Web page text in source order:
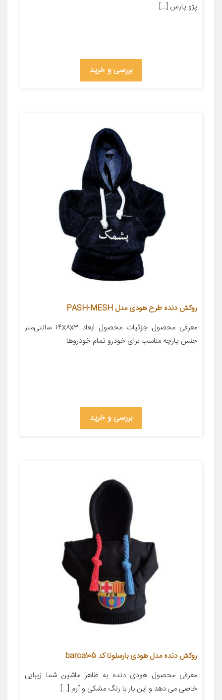
پژو پارس […]
بررسی و خرید
روکش دنده طرح هودی مدل PASH-MESH
معرفی محصول جزئیات محصول ابعاد ۱۴x۸x۳ سانتی‌متر
جنس پارچه مناسب برای خودرو تمام خودروها
بررسی و خرید
روکش دنده مدل هودی بارسلونا کد barca105
معرفی محصول هودی دنده به ظاهر ماشین شما زیبایی
خاصی می دهد و این بار با رنگ مشکی و آرم […]